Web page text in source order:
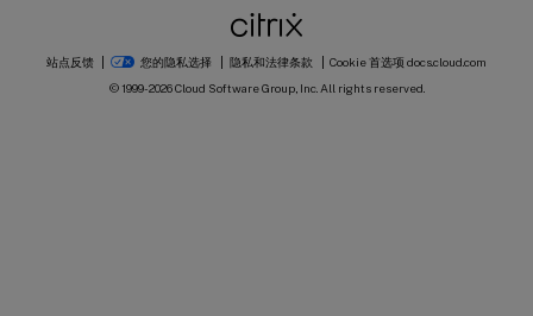
站点反馈 您的隐私选择 隐私和法律条款 Cookie 首选项 docs.cloud.com
© 1999-2026Cloud Software Group, Inc. All rights reserved.